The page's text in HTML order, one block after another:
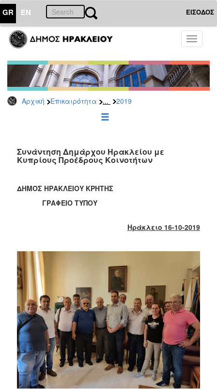
GR EN ΕΙΣΟΔΟΣ
Toggle
Αρχική Επικαιρότητα ... 2019
ΕΠΙΚΑΙΡΟΤΗΤΑ
Τύπου
Αρχείο
2026
2025
2022
2021
2019
2018
2015
2013
2012
2011
2010
2006
ΔΗΜΟΤΗΣ
Συνάντηση Δημάρχου Ηρακλείου με
Κυπρίους Προέδρους Κοινοτήτων
ΔΗΜΟΣ ΗΡΑΚΛΕΙΟΥ ΚΡΗΤΗΣ
ΓΡΑΦΕΙΟ ΤΥΠΟΥ
Ηράκλειο 16-10-2019